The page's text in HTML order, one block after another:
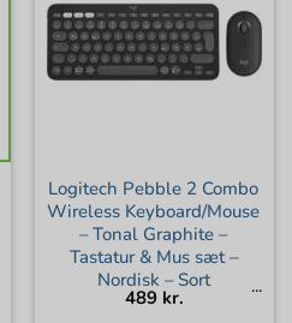
Logitech Pebble 2 Combo
Wireless Keyboard/Mouse
– Tonal Graphite –
Tastatur & Mus sæt –
Nordisk – Sort
489 kr.